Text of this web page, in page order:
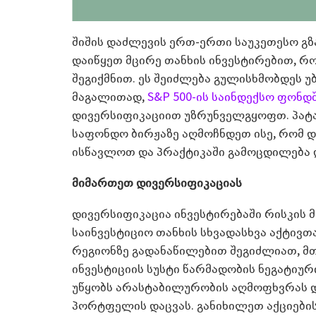
შიშის დაძლევის ერთ-ერთი საუკეთესო
დაიწყეთ მცირე თანხის ინვესტირებით,
შეგიქმნით. ეს შეიძლება გულისხმობდეს
მაგალითად,S&P 500-ის საინდექსო
დივერსიფიკაციით უზრუნველგყოფთ.
საფონდო ბირჟაზე აღმოჩნდეთ ისე, რომ
ისწავლოთ და პრაქტიკაში
მიმართეთ დივერსიფიკაციას
დივერსიფიკაცია ინვესტირებაში რისკის
საინვესტიციო თანხის სხვადასხვა
რეგიონზე გადანაწილებით შეგიძლიათ,
ინვესტიციის სუსტი წარმადობის
უწყობს არასტაბილურობის აღმოფხვრას
პორტფელის დაცვას. განიხილეთ